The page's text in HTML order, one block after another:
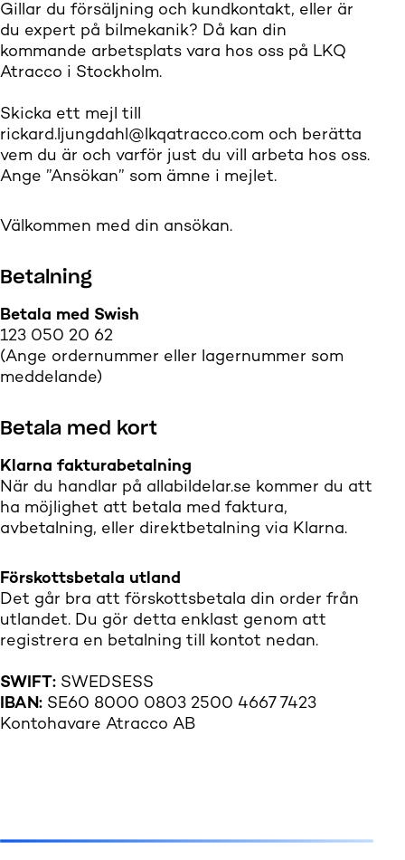
Gillar du försäljning och kundkontakt, eller är
du expert på bilmekanik? Då kan din
kommande arbetsplats vara hos oss på LKQ
Atracco i Stockholm.
Skicka ett mejl till
rickard.ljungdahl@lkqatracco.com och berätta
vem du är och varför just du vill arbeta hos oss.
Ange ”Ansökan” som ämne i mejlet.
Välkommen med din ansökan.
Betalning
Betala med Swish
123 050 20 62
(Ange ordernummer eller lagernummer som
meddelande)
Betala med kort
Klarna fakturabetalning
När du handlar på allabildelar.se kommer du att
ha möjlighet att betala med faktura,
avbetalning, eller direktbetalning via Klarna.
Förskottsbetala utland
Det går bra att förskottsbetala din order från
utlandet. Du gör detta enklast genom att
registrera en betalning till kontot nedan.
SWIFT: SWEDSESS
IBAN: SE60 8000 0803 2500 4667 7423
Kontohavare Atracco AB